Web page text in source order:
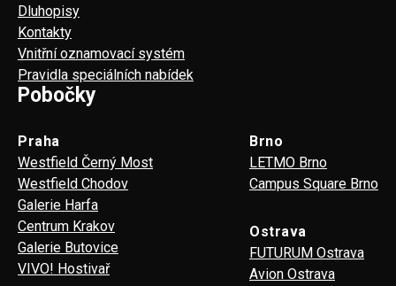
Dluhopisy
Kontakty
Vnitřní oznamovací systém
Pravidla speciálních nabídek
Pobočky
Praha
Westfield Černý Most
Westfield Chodov
Galerie Harfa
Centrum Krakov
Galerie Butovice
VIVO! Hostivař
Brno
LETMO Brno
Campus Square Brno
Ostrava
FUTURUM Ostrava
Avion Ostrava